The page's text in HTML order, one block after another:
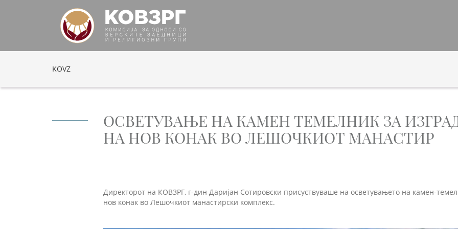
KOVZ
ОСВЕТУВАЊЕ НА КАМЕН ТЕМЕЛНИК ЗА
НА НОВ КОНАК ВО ЛЕШОЧКИОТ МАНАСТИР
Директорот на КОВЗРГ, г-дин Даријан Сотировски присуствуваше на осветувањето на камен-
нов конак во Лешочкиот манастирски комплекс.